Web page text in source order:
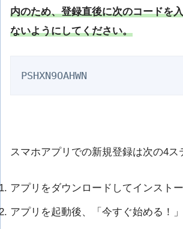
内のため、登録直後に次のコードを
ないようにしてください。
PSHXN9OAHWN
スマホアプリでの新規登録は次の4ス
アプリをダウンロードしてインスト
アプリを起動後、「今すぐ始める！